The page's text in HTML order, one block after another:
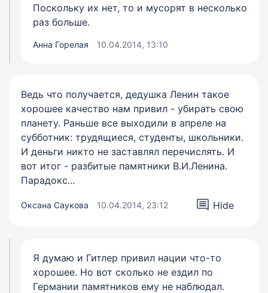
Поскольку их нет, то и мусорят в несколько
раз больше.
Анна Горелая 10.04.2014, 13:10
Ведь что получается, дедушка Ленин такое
хорошее качество нам привил - убирать свою
планету. Раньше все выходили в апреле на
субботник: трудящиеся, студенты, школьники.
И деньги никто не заставлял перечислять. И
вот итог - разбитые памятники В.И.Ленина.
Парадокс...
Оксана Саукова 10.04.2014, 23:12 Hide
Я думаю и Гитлер привил нации что-то
хорошее. Но вот сколько не ездил по
Германии памятников ему не наблюдал.